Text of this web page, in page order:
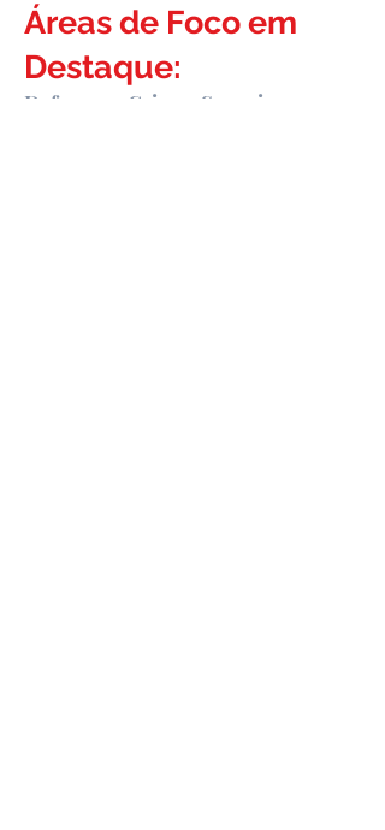
Áreas de Foco em
Destaque:
Defesa em Crimes Sexuais e